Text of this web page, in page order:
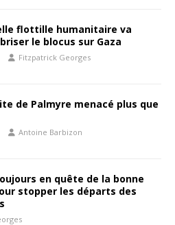
flottille humanitaire va
le blocus sur Gaza
Fitzpatrick Georges
de Palmyre menacé plus que
Antoine Barbizon
en quête de la bonne
stopper les départs des